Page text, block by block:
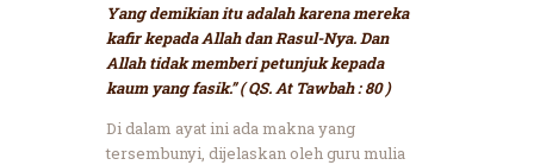
Yang demikian itu adalah karena mereka
kafir kepada Allah dan Rasul-Nya. Dan
Allah tidak memberi petunjuk kepada
kaum yang fasik.” ( QS. At Tawbah : 80 )
Di dalam ayat ini ada makna yang
tersembunyi, dijelaskan oleh guru mulia